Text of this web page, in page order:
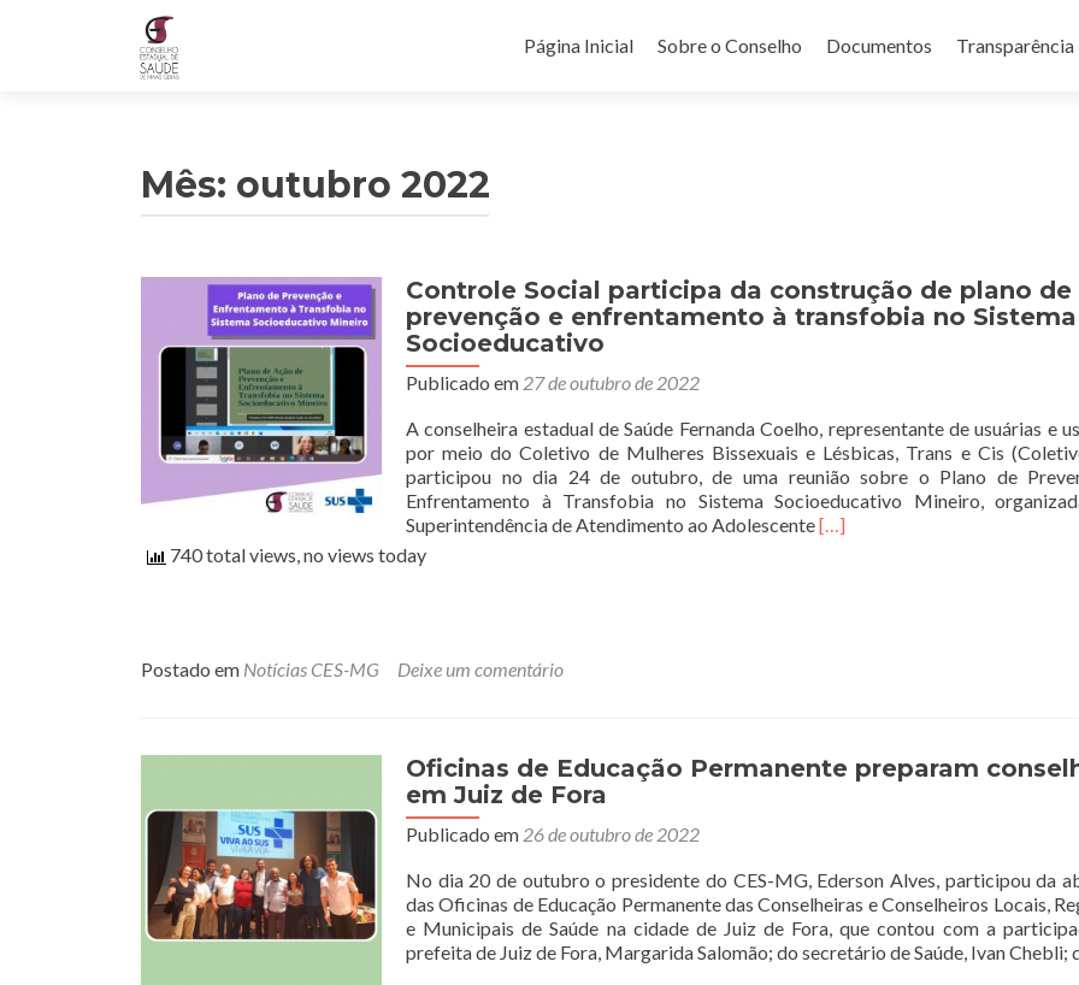
Página Inicial
Sobre o Conselho Documentos Transparência
Mês: outubro 2022
Controle Social participa da construção de plano de
prevenção e enfrentamento à transfobia no Sistema
Socioeducativo
Publicado em 27 de outubro de 2022
A conselheira estadual de Saúde Fernanda Coelho, representante de usuárias e
por meio do Coletivo de Mulheres Bissexuais e Lésbicas, Trans e Cis
participou no dia 24 de outubro, de uma reunião sobre o Plano de
Enfrentamento à Transfobia no Sistema Socioeducativo Mineiro,
Superintendência de Atendimento ao AdolescenteLeia
prevenção
no
Sistema
Socioeducativo
[…]
740 total views, no views today
Postado em Notícias CES-MG Deixe um comentário
Oficinas de Educação Permanente preparam
em Juiz de Fora
Publicado em 26 de outubro de 2022
No dia 20 de outubro o presidente do CES-MG, Ederson Alves, participou da
das Oficinas de Educação Permanente das Conselheiras e Conselheiros Locais,
e Municipais de Saúde na cidade de Juiz de Fora, que contou com a
prefeita de Juiz de Fora, Margarida Salomão; do secretário de Saúde, Ivan Chebli;